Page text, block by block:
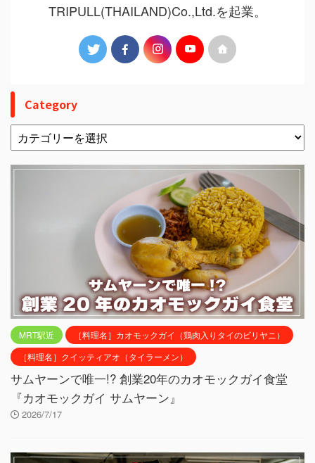
TRIPULL(THAILAND)Co.,Ltd.を起業。
Category
MRT駅近
［料理名］カオモックガイ（鶏肉入りタイのビリヤニ）
［料理名］クイッティアオ（タイラーメン）
サムヤーンで唯一!? 創業20年のカオモックガイ食堂
『カオモックガイ サムヤーン』
2026/7/17